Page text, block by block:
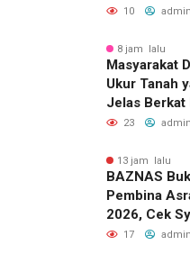
Solar
10
8 jam lalu
Masyarakat
Ukur Tanah
Jelas Berkat
Pengukuran
23
13 jam lalu
BAZNAS
Pembina
2026, Cek
17